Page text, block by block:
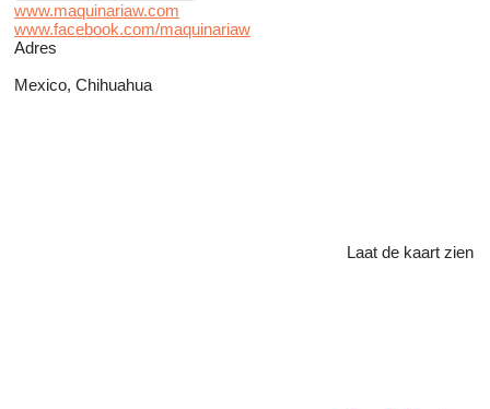
www.maquinariaw.com
www.facebook.com/maquinariaw
Adres
Mexico, Chihuahua
Laat de kaart zien